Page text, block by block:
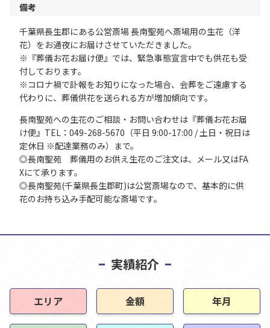
備考
千葉県長生郡にある公営斎場 長南聖苑へ斎場用の生花（洋
花）をお通夜にお届けさせていただきました。
※『葬儀お花お届け便』では、緊急事態宣言中でも供花も受
付しております。
※コロナ禍で訃報をお知りになった場合、会葬をご遠慮する
代わりに、葬儀供花を送られる方が増加傾向です。
長南聖苑への生花のご相談・お問い合わせは『葬儀お花お届
け便』TEL：049-268-5670（平日 9:00-17:00 / 土日・祝日は
定休日 ※配達業務のみ）まで。
◎長南聖苑 葬儀用のお供え生花のご注文は、メール又はFA
Xにて承ります。
◎長南聖苑(千葉県長生郡町)は公営斎場なので、基本的に供
花のお持ち込み手配可能な斎場です。
実績紹介
エリア 金額 年月